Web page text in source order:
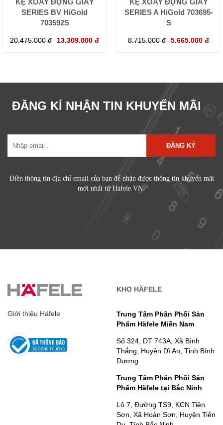
KỆ XOAY ĐỰNG GIÀY
SERIES BV HiGold
703592S
20.475.000 đ 13.309.000 đ
KỆ XOAY ĐỰNG GIÀY
SERIES A HiGold 703695-
S
8.715.000 đ 5.665.000 đ
ĐĂNG KÍ NHẬN TIN KHUYẾN MÃI
ĐĂNG KÝ
Điền thông tin địa chỉ email của bạn để nhận được thông tin khuyến mãi
mới nhất từ Hafele VN!
Giới thiệu Häfele
KHO HÄFELE
Trung Tâm Phân Phối Sản
Phẩm Häfele Miền Nam
Số 324, DT 743A, Xã Bình
Thắng, Huyện Dĩ An, Tỉnh Bình
Dương
Trung Tâm Phân Phối Sản
Phẩm Häfele tại Bắc Ninh
Lô 7, Đường TS9, KCN Tiên
Sơn, Xã Hoàn Sơn, Huyện Tiên